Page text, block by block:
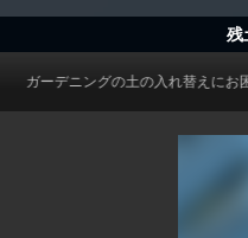
残
グの土の入れ替えにお困りではありま